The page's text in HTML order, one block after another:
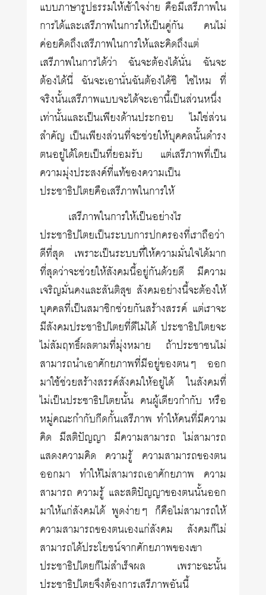
แบบภาษารูปธรรมให้เข้าใจง่าย คือมีเสรีภาพใน
การได้และเสรีภาพในการให้เป็นคู่กัน คนไม่
ค่อยคิดถึงเสรีภาพในการให้และคิดถึงแต่
เสรีภาพในการได้ว่า ฉันจะต้องได้นั่น ฉันจะ
ต้องได้นี่ ฉันจะเอานั่นฉันต้องได้ซิ ใช่ไหม ที่
จริงนั้นเสรีภาพแบบจะได้จะเอานี้เป็นส่วนหนึ่ง
เท่านั้นและเป็นเพียงด้านประกอบ ไม่ใช่ส่วน
สำคัญ เป็นเพียงส่วนที่จะช่วยให้บุคคลนั้นดำรง
ตนอยู่ได้โดยเป็นที่ยอมรับ แต่เสรีภาพที่เป็น
ความมุ่งประสงค์ที่แท้ของความเป็น
ประชาธิปไตยคือเสรีภาพในการให้
เสรีภาพในการให้เป็นอย่างไร
ประชาธิปไตยเป็นระบบการปกครองที่เราถือว่า
ดีที่สุด เพราะเป็นระบบที่ให้ความมั่นใจได้มาก
ที่สุดว่าจะช่วยให้สังคมนี้อยู่กันด้วยดี มีความ
เจริญมั่นคงและสันติสุข สังคมอย่างนี้จะต้องให้
บุคคลที่เป็นสมาชิกช่วยกันสร้างสรรค์ แต่เราจะ
มีสังคมประชาธิปไตยที่ดีไม่ได้ ประชาธิปไตยจะ
ไม่สัมฤทธิ์ผลตามที่มุ่งหมาย ถ้าประชาชนไม่
สามารถนำเอาศักยภาพที่มีอยู่ของตนๆ ออก
มาใช้ช่วยสร้างสรรค์สังคมให้อยู่ได้ ในสังคมที่
ไม่เป็นประชาธิปไตยนั้น คนผู้เดียวกำกับ หรือ
หมู่คณะกำกับกีดกั้นเสรีภาพ ทำให้คนที่มีความ
คิด มีสติปัญญา มีความสามารถ ไม่สามารถ
แสดงความคิด ความรู้ ความสามารถของตน
ออกมา ทำให้ไม่สามารถเอาศักยภาพ ความ
สามารถ ความรู้ และสติปัญญาของตนนั้นออก
มาให้แก่สังคมได้ พูดง่ายๆ ก็คือไม่สามารถให้
ความสามารถของตนเองแก่สังคม สังคมก็ไม่
สามารถได้ประโยชน์จากศักยภาพของเขา
ประชาธิปไตยก็ไม่สำเร็จผล เพราะฉะนั้น
ประชาธิปไตยจึงต้องการเสรีภาพอันนี้